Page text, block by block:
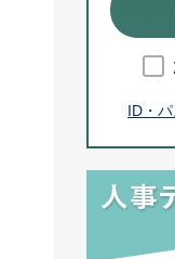
ID・